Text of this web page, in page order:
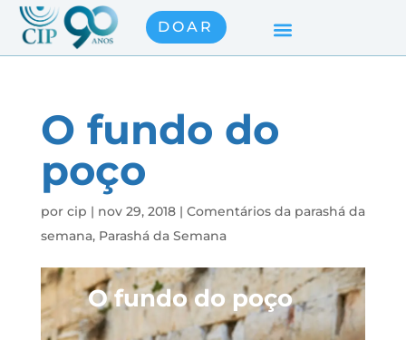
DOAR
O fundo do
poço
por cip | nov 29, 2018| Comentários da parashá da
semana, Parashá da Semana
O fundo do poço